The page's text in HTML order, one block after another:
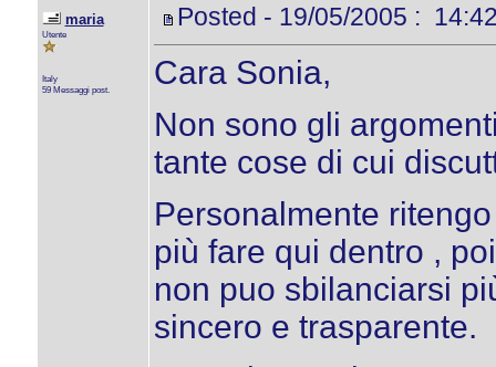
maria
Utente
Italy
59 Messaggi post.
Posted - 19/05/2005 :
Cara Sonia,
Non sono gli
tante cose di cui
Personalmente
più fare qui dentro ,
non puo sbilanciarsi
sincero e trasparente.